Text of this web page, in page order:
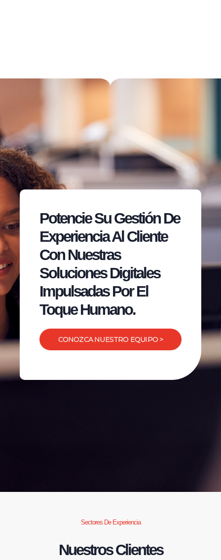
Potencie Su Gestión De
Experiencia Al Cliente
Con Nuestras
Soluciones Digitales
Impulsadas Por El
Toque Humano.
CONOZCA NUESTRO EQUIPO >
Sectores De Experiencia
Nuestros Clientes